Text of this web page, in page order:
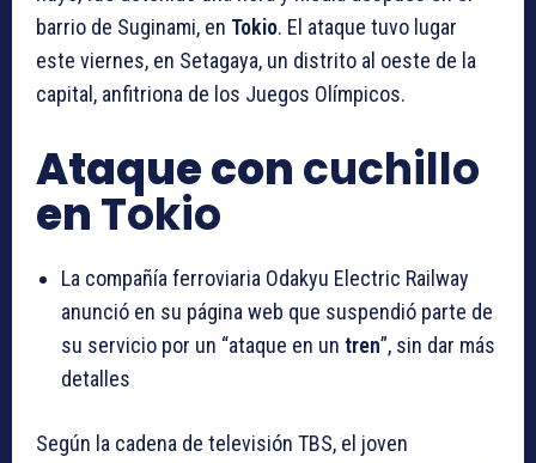
barrio de Suginami, en Tokio. El ataque tuvo lugar
este viernes, en Setagaya, un distrito al oeste de la
capital, anfitriona de los Juegos Olímpicos.
Ataque concuchillo
enTokio
La compañía ferroviaria Odakyu Electric Railway
anunció en su página web que suspendió parte de
su servicio por un “ataque en un tren”, sin dar más
detalles
Según la cadena de televisión TBS, el joven